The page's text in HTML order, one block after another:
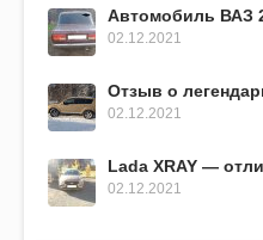
Автомобиль ВАЗ
02.12.2021
Отзыв о
02.12.2021
Lada XRAY —
02.12.2021